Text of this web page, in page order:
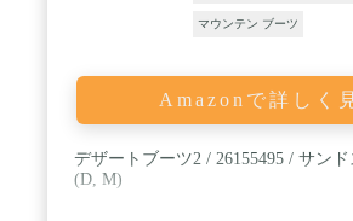
マウンテン ブーツ
Amazonで詳しく
デザートブーツ2 / 26155495 / サン
(D, M)